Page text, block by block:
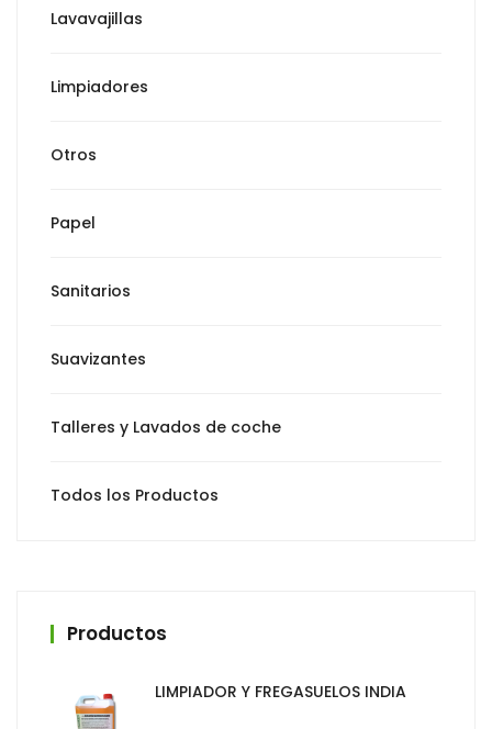
Lavavajillas
Limpiadores
Otros
Papel
Sanitarios
Suavizantes
Talleres y Lavados de coche
Todos los Productos
Productos
LIMPIADOR Y FREGASUELOS INDIA